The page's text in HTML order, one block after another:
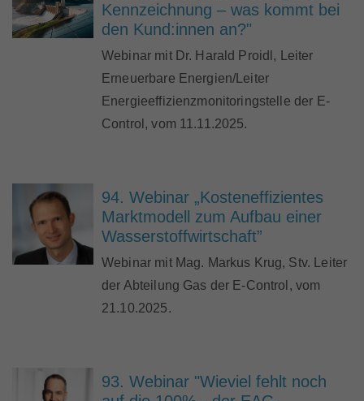
Kennzeichnung – was kommt bei
den Kund:innen an?"
Webinar mit Dr. Harald Proidl, Leiter
Erneuerbare Energien/Leiter
Energieeffizienzmonitoringstelle der E-
Control, vom 11.11.2025.
94. Webinar „Kosteneffizientes
Marktmodell zum Aufbau einer
Wasserstoffwirtschaft”
Webinar mit Mag. Markus Krug, Stv. Leiter
der Abteilung Gas der E-Control, vom
21.10.2025.
93. Webinar "Wieviel fehlt noch